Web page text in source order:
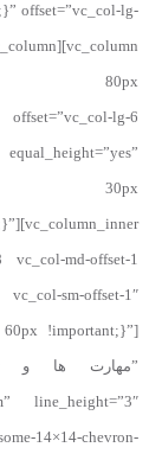
offset=”vc_col-lg-
top: 80px
lg-6
right: 30px
vc_col-md-offset-1
offset-1″
60px !important;}”]
line_height=”3″
14×14-chevron-